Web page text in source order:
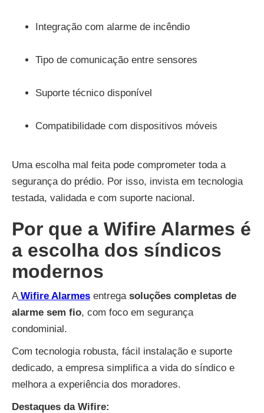
Integração com alarme de incêndio
Tipo de comunicação entre sensores
Suporte técnico disponível
Compatibilidade com dispositivos móveis
Uma escolha mal feita pode comprometer toda a
segurança do prédio. Por isso, invista em tecnologia
testada, validada e com suporte nacional.
Por que a Wifire Alarmes é
a escolha dos síndicos
modernos
A Wifire Alarmes entrega soluções completas de
alarme sem fio, com foco em segurança
condominial.
Com tecnologia robusta, fácil instalação e suporte
dedicado, a empresa simplifica a vida do síndico e
melhora a experiência dos moradores.
Destaques da Wifire: